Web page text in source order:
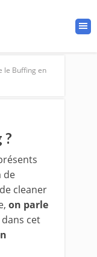
le Buffing en
?
de
cleaner
on parle
cet